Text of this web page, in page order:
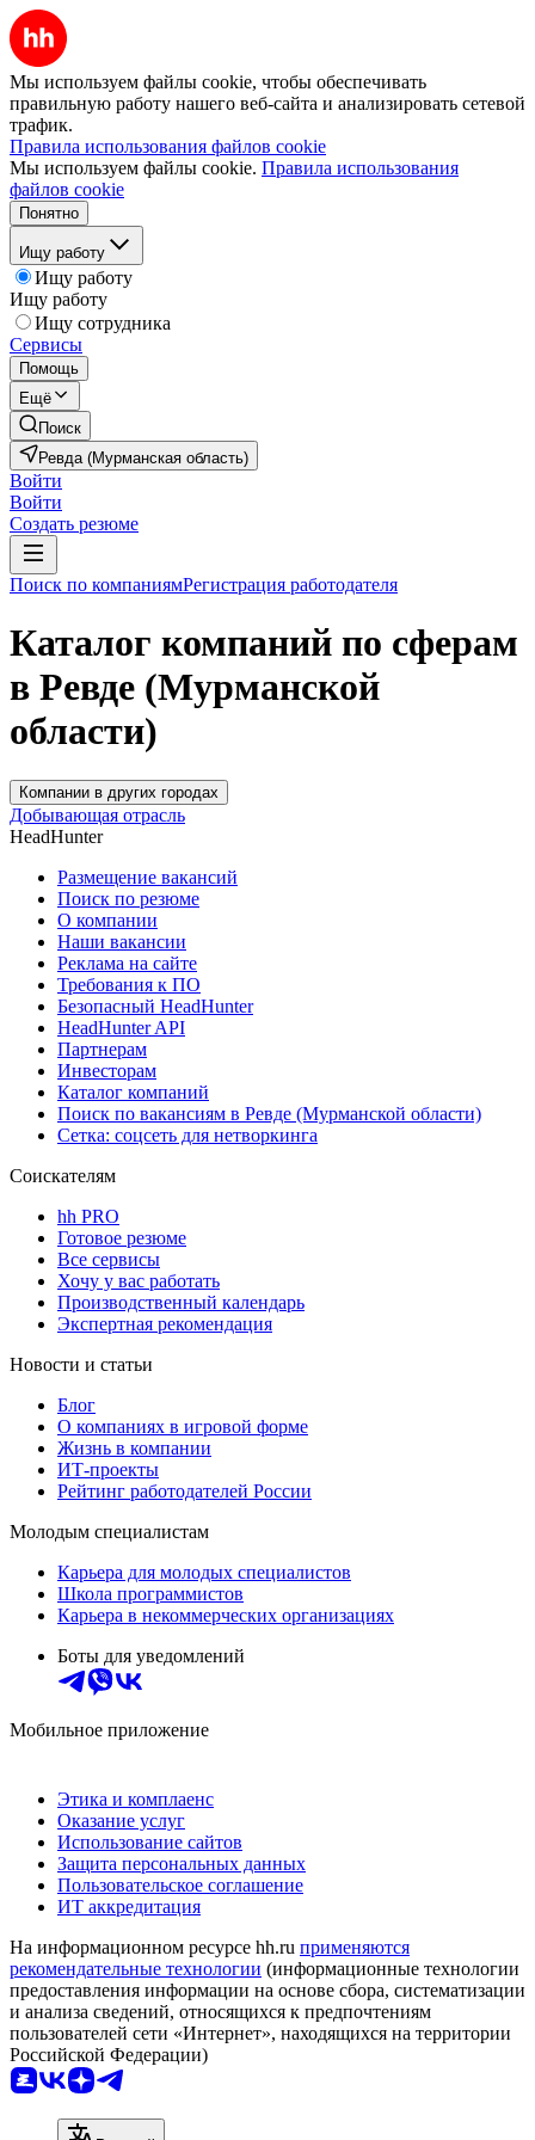
Мы используем файлы cookie, чтобы обеспечивать
правильную работу нашего веб-сайта и анализировать сетевой
трафик.
Правила использования файлов cookie
Мы используем файлы cookie. Правила использования
файлов cookie
Понятно
Ищу работу
Ищу работу
Ищу работу
Ищу сотрудника
Сервисы
Помощь
Ещё
Поиск
Ревда (Мурманская область)
Войти
Войти
Создать резюме
Поиск по компаниямРегистрация работодателя
Каталог компаний по сферам
в Ревде (Мурманской
области)
Компании в других городах
Добывающая отрасль
HeadHunter
Размещение вакансий
Поиск по резюме
О компании
Наши вакансии
Реклама на сайте
Требования к ПО
Безопасный HeadHunter
HeadHunter API
Партнерам
Инвесторам
Каталог компаний
Поиск по вакансиям в Ревде (Мурманской области)
Сетка: соцсеть для нетворкинга
Соискателям
hh PRO
Готовое резюме
Все сервисы
Хочу у вас работать
Производственный календарь
Экспертная рекомендация
Новости и статьи
Блог
О компаниях в игровой форме
Жизнь в компании
ИТ-проекты
Рейтинг работодателей России
Молодым специалистам
Карьера для молодых специалистов
Школа программистов
Карьера в некоммерческих организациях
Боты для уведомлений
Мобильное приложение
Этика и комплаенс
Оказание услуг
Использование сайтов
Защита персональных данных
Пользовательское соглашение
ИТ аккредитация
На информационном ресурсе hh.ru применяются
рекомендательные технологии (информационные технологии
предоставления информации на основе сбора, систематизации
и анализа сведений, относящихся к предпочтениям
пользователей сети «Интернет», находящихся на территории
Российской Федерации)